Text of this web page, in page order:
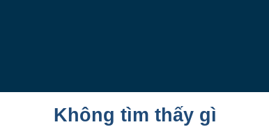
Không tìm thấy gì